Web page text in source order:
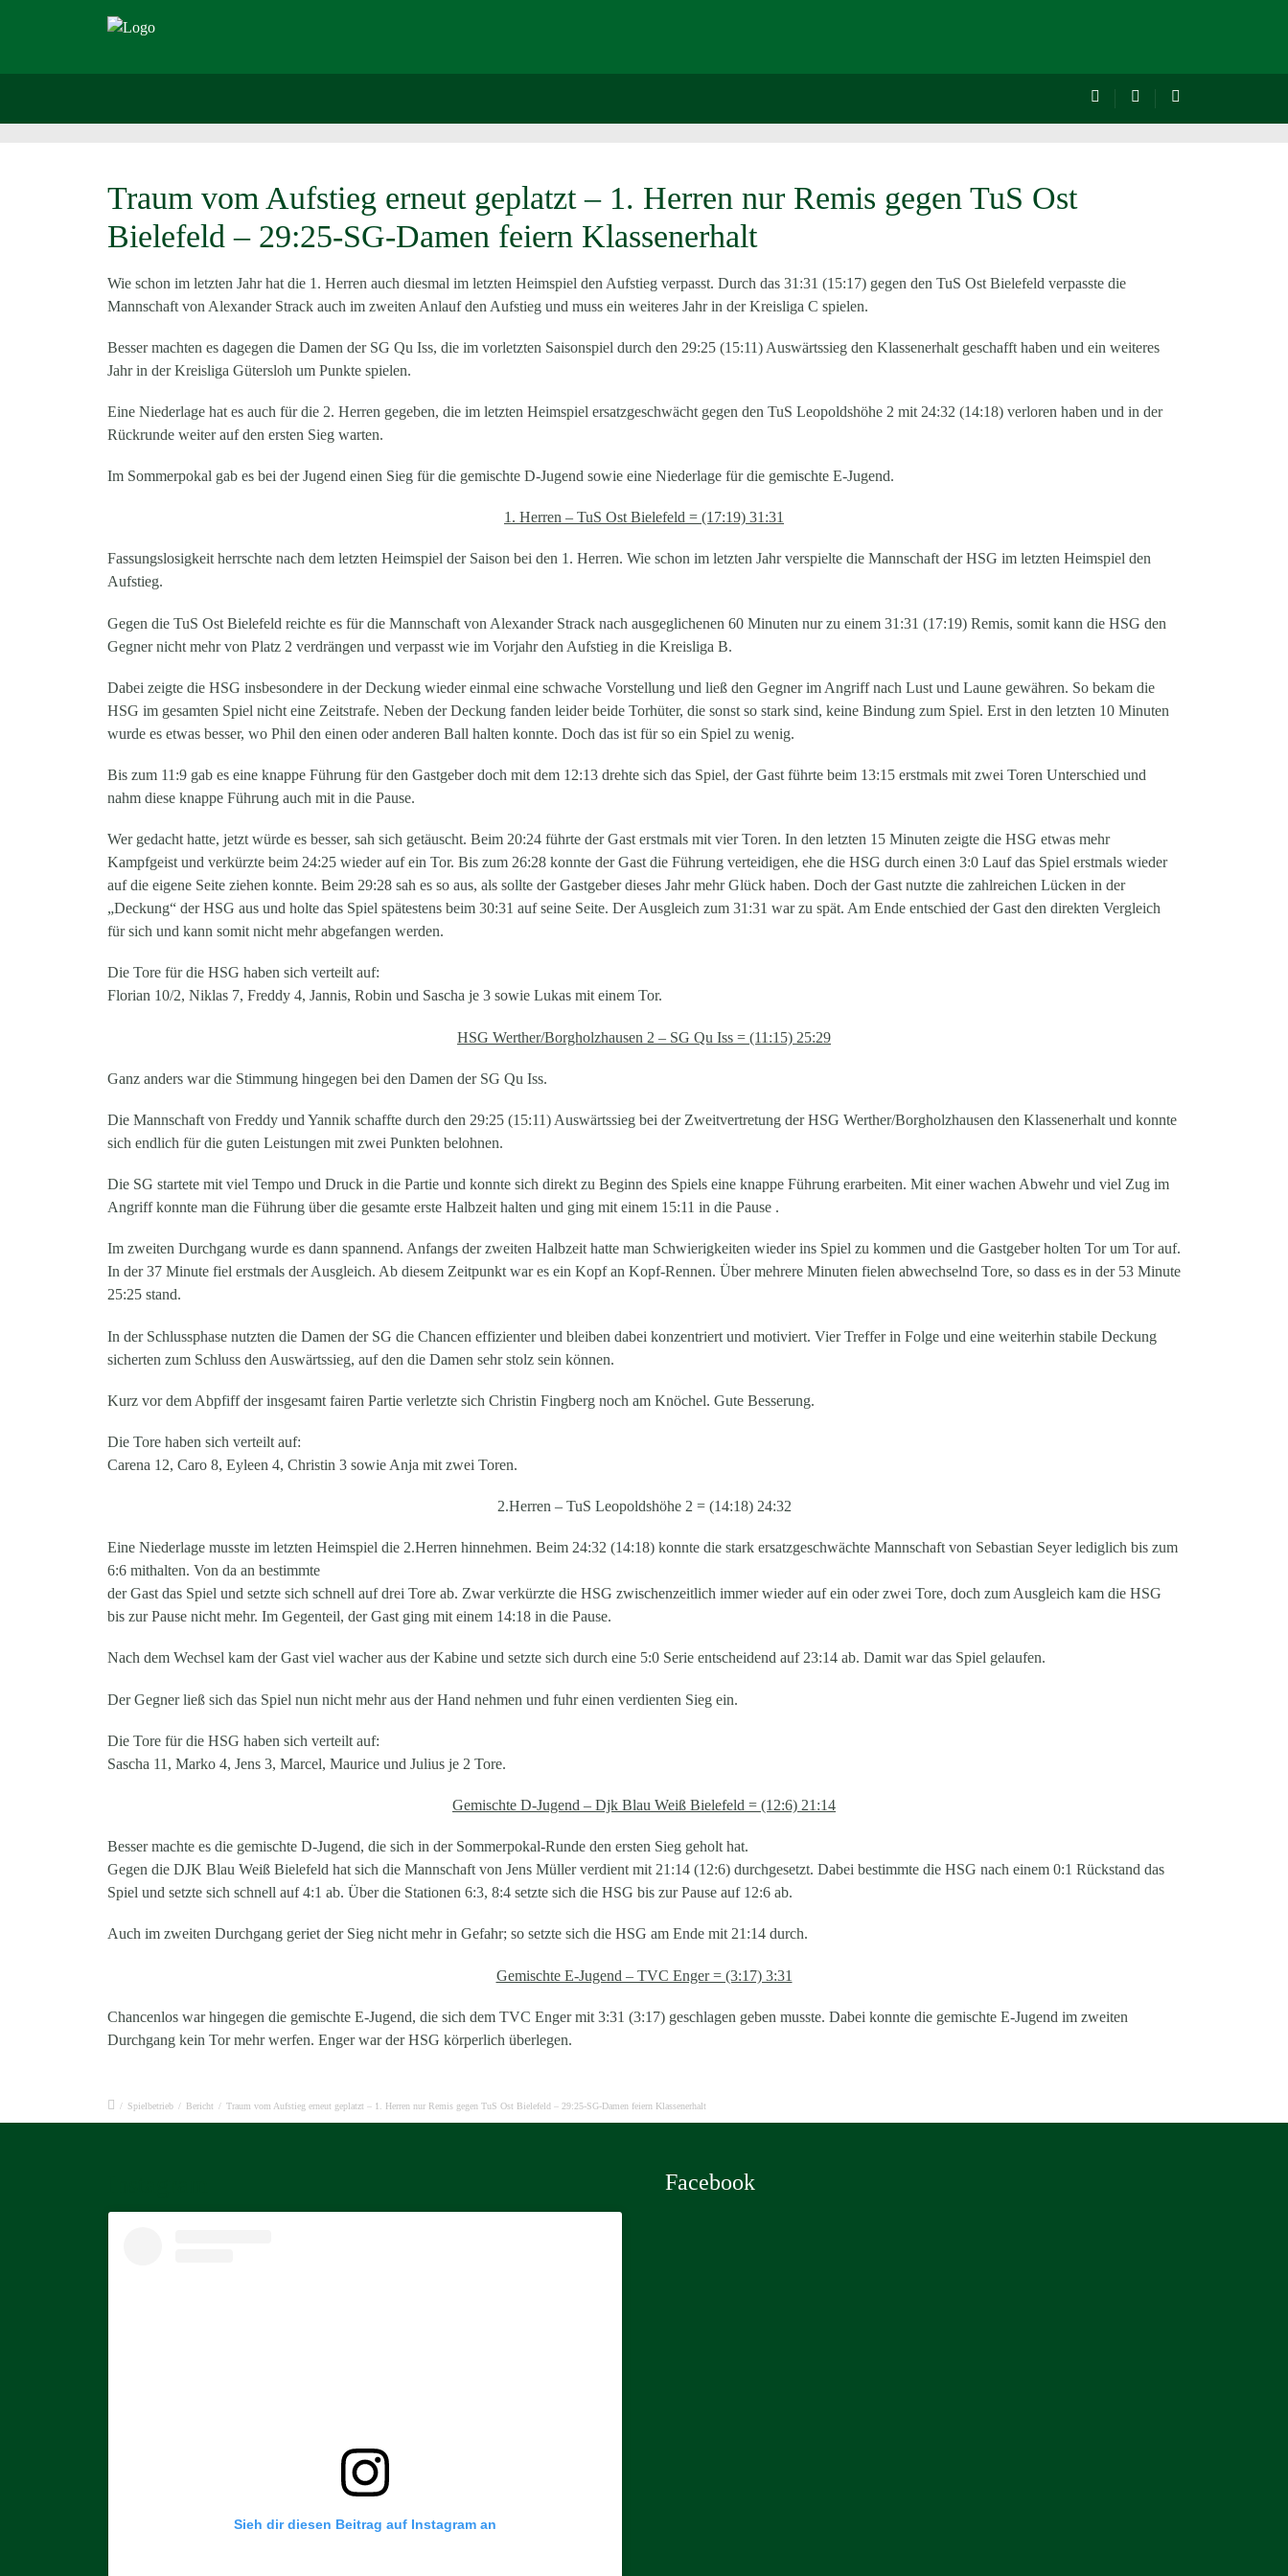
Traum vom Aufstieg erneut geplatzt – 1. Herren nur Remis gegen TuS Ost
Bielefeld – 29:25-SG-Damen feiern Klassenerhalt
Wie schon im letzten Jahr hat die 1. Herren auch diesmal im letzten Heimspiel den Aufstieg verpasst. Durch das 31:31 (15:17) gegen den TuS Ost Bielefeld verpasste die
Mannschaft von Alexander Strack auch im zweiten Anlauf den Aufstieg und muss ein weiteres Jahr in der Kreisliga C spielen.
Besser machten es dagegen die Damen der SG Qu Iss, die im vorletzten Saisonspiel durch den 29:25 (15:11) Auswärtssieg den Klassenerhalt geschafft haben und ein weiteres
Jahr in der Kreisliga Gütersloh um Punkte spielen.
Eine Niederlage hat es auch für die 2. Herren gegeben, die im letzten Heimspiel ersatzgeschwächt gegen den TuS Leopoldshöhe 2 mit 24:32 (14:18) verloren haben und in der
Rückrunde weiter auf den ersten Sieg warten.
Im Sommerpokal gab es bei der Jugend einen Sieg für die gemischte D-Jugend sowie eine Niederlage für die gemischte E-Jugend.
1. Herren – TuS Ost Bielefeld = (17:19) 31:31
Fassungslosigkeit herrschte nach dem letzten Heimspiel der Saison bei den 1. Herren. Wie schon im letzten Jahr verspielte die Mannschaft der HSG im letzten Heimspiel den
Aufstieg.
Gegen die TuS Ost Bielefeld reichte es für die Mannschaft von Alexander Strack nach ausgeglichenen 60 Minuten nur zu einem 31:31 (17:19) Remis, somit kann die HSG den
Gegner nicht mehr von Platz 2 verdrängen und verpasst wie im Vorjahr den Aufstieg in die Kreisliga B.
Dabei zeigte die HSG insbesondere in der Deckung wieder einmal eine schwache Vorstellung und ließ den Gegner im Angriff nach Lust und Laune gewähren. So bekam die
HSG im gesamten Spiel nicht eine Zeitstrafe. Neben der Deckung fanden leider beide Torhüter, die sonst so stark sind, keine Bindung zum Spiel. Erst in den letzten 10 Minuten
wurde es etwas besser, wo Phil den einen oder anderen Ball halten konnte. Doch das ist für so ein Spiel zu wenig.
Bis zum 11:9 gab es eine knappe Führung für den Gastgeber doch mit dem 12:13 drehte sich das Spiel, der Gast führte beim 13:15 erstmals mit zwei Toren Unterschied und
nahm diese knappe Führung auch mit in die Pause.
Wer gedacht hatte, jetzt würde es besser, sah sich getäuscht. Beim 20:24 führte der Gast erstmals mit vier Toren. In den letzten 15 Minuten zeigte die HSG etwas mehr
Kampfgeist und verkürzte beim 24:25 wieder auf ein Tor. Bis zum 26:28 konnte der Gast die Führung verteidigen, ehe die HSG durch einen 3:0 Lauf das Spiel erstmals wieder
auf die eigene Seite ziehen konnte. Beim 29:28 sah es so aus, als sollte der Gastgeber dieses Jahr mehr Glück haben. Doch der Gast nutzte die zahlreichen Lücken in der
„Deckung“ der HSG aus und holte das Spiel spätestens beim 30:31 auf seine Seite. Der Ausgleich zum 31:31 war zu spät. Am Ende entschied der Gast den direkten Vergleich
für sich und kann somit nicht mehr abgefangen werden.
Die Tore für die HSG haben sich verteilt auf:
Florian 10/2, Niklas 7, Freddy 4, Jannis, Robin und Sascha je 3 sowie Lukas mit einem Tor.
HSG Werther/Borgholzhausen 2 – SG Qu Iss = (11:15) 25:29
Ganz anders war die Stimmung hingegen bei den Damen der SG Qu Iss.
Die Mannschaft von Freddy und Yannik schaffte durch den 29:25 (15:11) Auswärtssieg bei der Zweitvertretung der HSG Werther/Borgholzhausen den Klassenerhalt und konnte
sich endlich für die guten Leistungen mit zwei Punkten belohnen.
Die SG startete mit viel Tempo und Druck in die Partie und konnte sich direkt zu Beginn des Spiels eine knappe Führung erarbeiten. Mit einer wachen Abwehr und viel Zug im
Angriff konnte man die Führung über die gesamte erste Halbzeit halten und ging mit einem 15:11 in die Pause .
Im zweiten Durchgang wurde es dann spannend. Anfangs der zweiten Halbzeit hatte man Schwierigkeiten wieder ins Spiel zu kommen und die Gastgeber holten Tor um Tor auf.
In der 37 Minute fiel erstmals der Ausgleich. Ab diesem Zeitpunkt war es ein Kopf an Kopf-Rennen. Über mehrere Minuten fielen abwechselnd Tore, so dass es in der 53 Minute
25:25 stand.
In der Schlussphase nutzten die Damen der SG die Chancen effizienter und bleiben dabei konzentriert und motiviert. Vier Treffer in Folge und eine weiterhin stabile Deckung
sicherten zum Schluss den Auswärtssieg, auf den die Damen sehr stolz sein können.
Kurz vor dem Abpfiff der insgesamt fairen Partie verletzte sich Christin Fingberg noch am Knöchel. Gute Besserung.
Die Tore haben sich verteilt auf:
Carena 12, Caro 8, Eyleen 4, Christin 3 sowie Anja mit zwei Toren.
2.Herren – TuS Leopoldshöhe 2 = (14:18) 24:32
Eine Niederlage musste im letzten Heimspiel die 2.Herren hinnehmen. Beim 24:32 (14:18) konnte die stark ersatzgeschwächte Mannschaft von Sebastian Seyer lediglich bis zum
6:6 mithalten. Von da an bestimmte
der Gast das Spiel und setzte sich schnell auf drei Tore ab. Zwar verkürzte die HSG zwischenzeitlich immer wieder auf ein oder zwei Tore, doch zum Ausgleich kam die HSG
bis zur Pause nicht mehr. Im Gegenteil, der Gast ging mit einem 14:18 in die Pause.
Nach dem Wechsel kam der Gast viel wacher aus der Kabine und setzte sich durch eine 5:0 Serie entscheidend auf 23:14 ab. Damit war das Spiel gelaufen.
Der Gegner ließ sich das Spiel nun nicht mehr aus der Hand nehmen und fuhr einen verdienten Sieg ein.
Die Tore für die HSG haben sich verteilt auf:
Sascha 11, Marko 4, Jens 3, Marcel, Maurice und Julius je 2 Tore.
Gemischte D-Jugend – Djk Blau Weiß Bielefeld = (12:6) 21:14
Besser machte es die gemischte D-Jugend, die sich in der Sommerpokal-Runde den ersten Sieg geholt hat.
Gegen die DJK Blau Weiß Bielefeld hat sich die Mannschaft von Jens Müller verdient mit 21:14 (12:6) durchgesetzt. Dabei bestimmte die HSG nach einem 0:1 Rückstand das
Spiel und setzte sich schnell auf 4:1 ab. Über die Stationen 6:3, 8:4 setzte sich die HSG bis zur Pause auf 12:6 ab.
Auch im zweiten Durchgang geriet der Sieg nicht mehr in Gefahr; so setzte sich die HSG am Ende mit 21:14 durch.
Gemischte E-Jugend – TVC Enger = (3:17) 3:31
Chancenlos war hingegen die gemischte E-Jugend, die sich dem TVC Enger mit 3:31 (3:17) geschlagen geben musste. Dabei konnte die gemischte E-Jugend im zweiten
Durchgang kein Tor mehr werfen. Enger war der HSG körperlich überlegen.
/ Spielbetrieb / Bericht / Traum vom Aufstieg erneut geplatzt – 1. Herren nur Remis gegen TuS Ost Bielefeld – 29:25-SG-Damen feiern Klassenerhalt
Sieh dir diesen Beitrag auf Instagram an
Facebook